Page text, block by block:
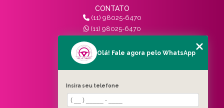
CONTATO
(11) 98025-6470
(11) 98025-6470
contato@vivinotransito.com.br
SIGA-NOS!
MENU
HOME
QUEM SOMOS
Olá! Fale agora pelo WhatsApp
Insira seu telefone